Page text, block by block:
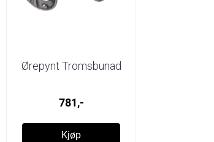
Ørepynt Tromsbunad
781,-
Kjøp